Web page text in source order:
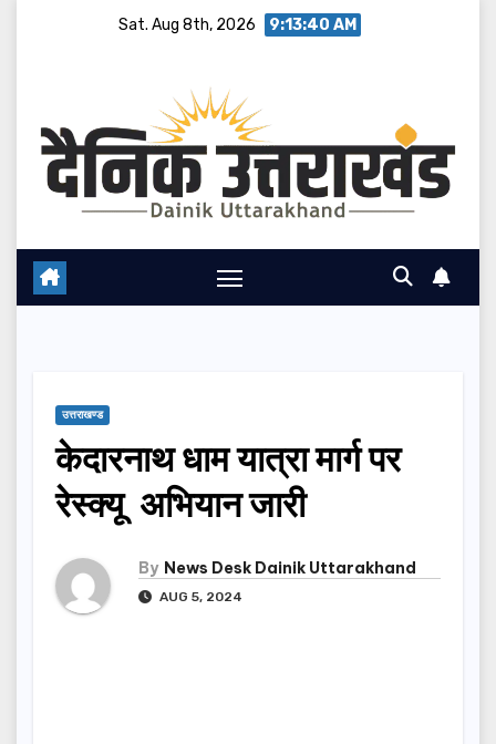
Sat. Aug 8th, 2026 9:13:40 AM
उत्तराखण्ड
केदारनाथ धाम यात्रा मार्ग पर
रेस्क्यू अभियान जारी
By News Desk Dainik Uttarakhand
AUG 5, 2024